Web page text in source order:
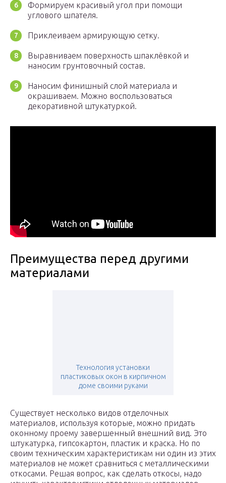
Формируем красивый угол при помощи
углового шпателя.
Приклеиваем армирующую сетку.
Выравниваем поверхность шпаклёвкой и
наносим грунтовочный состав.
Наносим финишный слой материала и
окрашиваем. Можно воспользоваться
декоративной штукатуркой.
Преимущества перед другими
материалами
Технология установки
пластиковых окон в кирпичном
доме своими руками
Существует несколько видов отделочных
материалов, используя которые, можно придать
оконному проему завершенный внешний вид. Это
штукатурка, гипсокартон, пластик и краска. Но по
своим техническим характеристикам ни один из этих
материалов не может сравниться с металлическими
откосами. Решая вопрос, как сделать откосы, надо